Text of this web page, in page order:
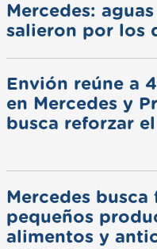
Mercedes:
salieron por los
Envión reúne a
en Mercedes y
busca reforzar
Mercedes
pequeños
alimentos y